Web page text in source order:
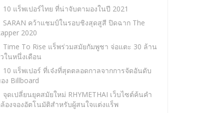
10 แร็พเปอร์ไทย ที่น่าจับตามองในปี 2021
SARAN คว้าแชมป์ในรอบชิงสุดสูสี ปิดฉาก The
2020
Time To Rise แร็พร่วมสมัยกัมพูชา จ่อแตะ 30 ล้าน
ในหนึ่งเดือน
10 แร็พเปอร์ ที่เจ๋งที่สุดตลอดกาลจากการจัดอันดับ
ง Billboard
จุดเปลี่ยนยุคสมัยใหม่ RHYMETHAI เว็บไซต์ค้นคำ
องจองอัตโนมัติสำหรับผู้สนใจแต่งแร็พ